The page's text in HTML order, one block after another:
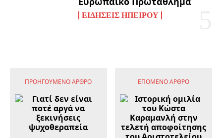
ΕΙΔΉΣΕΙΣ ΗΠΕΊΡΟΥ
ΠΡΟΗΓΟΎΜΕΝΟ ΆΡΘΡΟ ΕΠΌΜΕΝΟ ΆΡΘΡΟ